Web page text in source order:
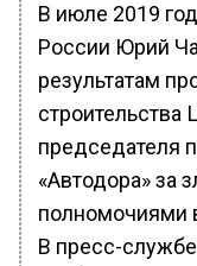
В июле 2019
России Юрий
результатам
председателя
«Автодора» за
полномочиями
В пресс-